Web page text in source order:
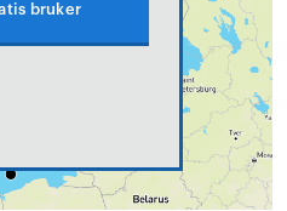
bruker